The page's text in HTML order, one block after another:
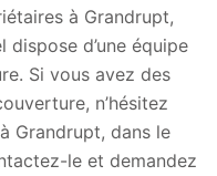
à Grandrupt,
d’une équipe
Si vous avez des
n’hésitez
Grandrupt, dans le
le et demandez